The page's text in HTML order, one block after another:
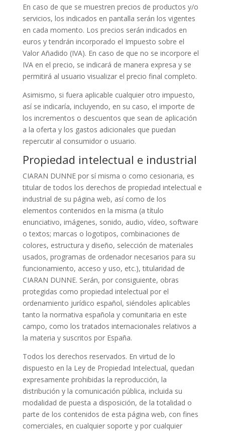
En caso de que se muestren precios de productos y/o
servicios, los indicados en pantalla serán los vigentes
en cada momento. Los precios serán indicados en
euros y tendrán incorporado el Impuesto sobre el
Valor Añadido (IVA). En caso de que no se incorpore el
IVA en el precio, se indicará de manera expresa y se
permitirá al usuario visualizar el precio final completo.
Asimismo, si fuera aplicable cualquier otro impuesto,
así se indicaría, incluyendo, en su caso, el importe de
los incrementos o descuentos que sean de aplicación
a la oferta y los gastos adicionales que puedan
repercutir al consumidor o usuario.
Propiedad intelectual e industrial
CIARAN DUNNE por sí misma o como cesionaria, es
titular de todos los derechos de propiedad intelectual e
industrial de su página web, así como de los
elementos contenidos en la misma (a título
enunciativo, imágenes, sonido, audio, vídeo, software
o textos; marcas o logotipos, combinaciones de
colores, estructura y diseño, selección de materiales
usados, programas de ordenador necesarios para su
funcionamiento, acceso y uso, etc.), titularidad de
CIARAN DUNNE. Serán, por consiguiente, obras
protegidas como propiedad intelectual por el
ordenamiento jurídico español, siéndoles aplicables
tanto la normativa española y comunitaria en este
campo, como los tratados internacionales relativos a
la materia y suscritos por España.
Todos los derechos reservados. En virtud de lo
dispuesto en la Ley de Propiedad Intelectual, quedan
expresamente prohibidas la reproducción, la
distribución y la comunicación pública, incluida su
modalidad de puesta a disposición, de la totalidad o
parte de los contenidos de esta página web, con fines
comerciales, en cualquier soporte y por cualquier